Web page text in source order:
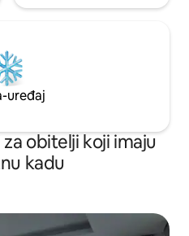
uređaj
obitelji koji imaju
kadu